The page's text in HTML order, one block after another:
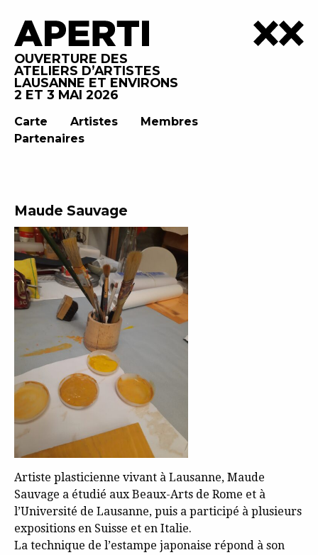
OUVERTURE DES
ATELIERS D’ARTISTES
LAUSANNE ET ENVIRONS
2 ET 3 MAI 2026
Carte Artistes
Membres
Partenaires
Maude Sauvage
Artiste plasticienne vivant à Lausanne, Maude
Sauvage a étudié aux Beaux-Arts de Rome et à
l’Université de Lausanne, puis a participé à plusieurs
expositions en Suisse et en Italie.
La technique de l’estampe japonaise répond à son